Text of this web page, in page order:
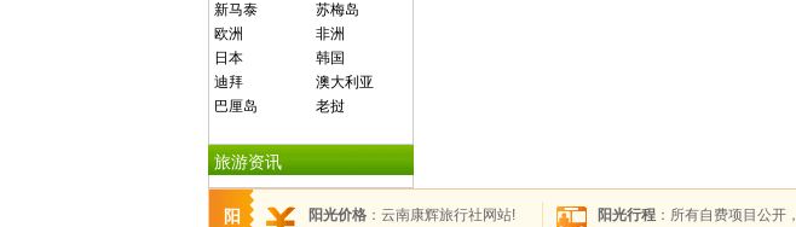
新马泰
苏梅岛
欧洲
非洲
日本
韩国
迪拜
澳大利亚
巴厘岛
老挝
旅游资讯
阳
阳光价格 ：云南康辉旅行社网站!
阳光行程 ：所有自费项目公开，